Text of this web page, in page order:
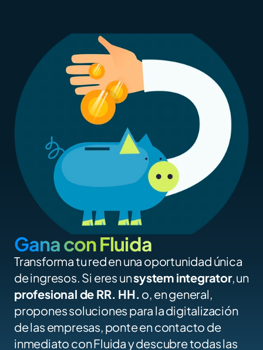
Gana con Fluida
Transforma tu red en una oportunidad única
de ingresos. Si eres un system integrator
profesional de RR. HH. o, en general,
propones soluciones para la digitalización
de las empresas, ponte en contacto de